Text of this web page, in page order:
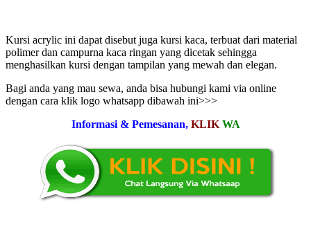
Kursi acrylic ini dapat disebut juga kursi kaca, terbuat dari material
polimer dan campurna kaca ringan yang dicetak sehingga
menghasilkan kursi dengan tampilan yang mewah dan elegan.
Bagi anda yang mau sewa, anda bisa hubungi kami via online
dengan cara klik logo whatsapp dibawah ini>>>
Informasi & Pemesanan, KLIK WA